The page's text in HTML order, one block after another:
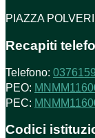
PIAZZA
Recapiti
Telefono:
PEO:
PEC:
Codici